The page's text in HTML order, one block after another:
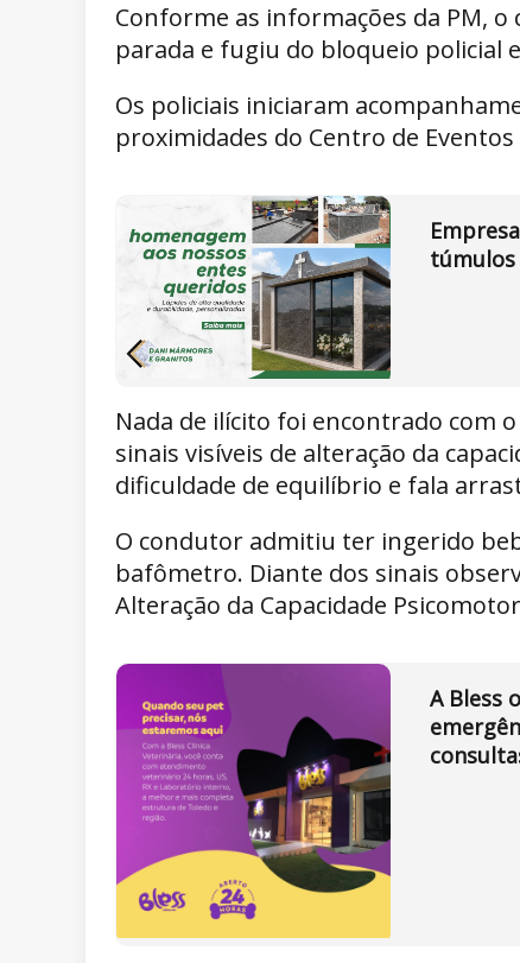
Conforme as informações da PM,
parada e fugiu do bloqueio policial
Os policiais iniciaram
proximidades do Centro de
túmulos
Nada de ilícito foi encontrado com
sinais visíveis de alteração da
dificuldade de equilíbrio e fala
O condutor admitiu ter ingerido
bafômetro. Diante dos sinais
Alteração da Capacidade
A Bless